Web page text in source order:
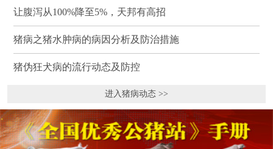
让腹泻从100%降至5%，天邦有高招
猪病之猪水肿病的病因分析及防治措施
猪伪狂犬病的流行动态及防控
进入猪病动态 >>